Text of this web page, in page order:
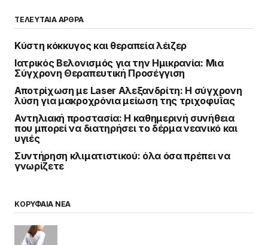
ΤΕΛΕΥΤΑΙΑ ΑΡΘΡΑ
Κύστη κόκκυγος και θεραπεία λέιζερ
Ιατρικός Βελονισμός για την Ημικρανία: Μια
Σύγχρονη Θεραπευτική Προσέγγιση
Αποτρίχωση με Laser Αλεξανδρίτη: Η σύγχρονη
λύση για μακροχρόνια μείωση της τριχοφυΐας
Αντηλιακή προστασία: Η καθημερινή συνήθεια
που μπορεί να διατηρήσει το δέρμα νεανικό και
υγιές
Συντήρηση κλιματιστικού: όλα όσα πρέπει να
γνωρίζετε
ΚΟΡΥΦΑΙΑ ΝΕΑ